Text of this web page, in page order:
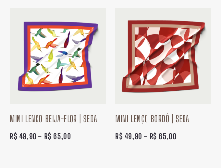
MINI LENÇO BEIJA-FLOR | SEDA
R$ 49,90 – R$ 65,00
de
preço:
R$ 49,90
através
R$ 65,00
MINI LENÇO BORDÔ | SEDA
R$ 49,90 – R$ 65,00
de
preço:
R$ 49,90
através
R$ 65,00